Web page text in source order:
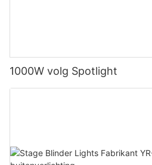
1000W volg Spotlight